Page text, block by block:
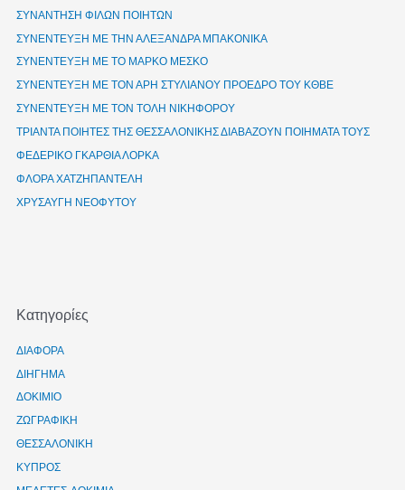
ΣΥΝΑΝΤΗΣΗ ΦΙΛΩΝ ΠΟΙΗΤΩΝ
ΣΥΝΕΝΤΕΥΞΗ ΜΕ ΤΗΝ ΑΛΕΞΑΝΔΡΑ ΜΠΑΚΟΝΙΚΑ
ΣΥΝΕΝΤΕΥΞΗ ΜΕ ΤΟ ΜΑΡΚΟ ΜΕΣΚΟ
ΣΥΝΕΝΤΕΥΞΗ ΜΕ ΤΟΝ ΑΡΗ ΣΤΥΛΙΑΝΟΥ ΠΡΟΕΔΡΟ ΤΟΥ ΚΘΒΕ
ΣΥΝΕΝΤΕΥΞΗ ΜΕ ΤΟΝ ΤΟΛΗ ΝΙΚΗΦΟΡΟΥ
ΤΡΙΑΝΤΑ ΠΟΙΗΤΕΣ ΤΗΣ ΘΕΣΣΑΛΟΝΙΚΗΣ ΔΙΑΒΑΖΟΥΝ ΠΟΙΗΜΑΤΑ ΤΟΥΣ
ΦΕΔΕΡΙΚΟ ΓΚΑΡΘΙΑ ΛΟΡΚΑ
ΦΛΟΡΑ ΧΑΤΖΗΠΑΝΤΕΛΗ
ΧΡΥΣΑΥΓΗ ΝΕΟΦΥΤΟΥ
Kατηγορίες
ΔΙΑΦΟΡΑ
ΔΙΗΓΗΜΑ
ΔΟΚΙΜΙΟ
ΖΩΓΡΑΦΙΚΗ
ΘΕΣΣΑΛΟΝΙΚΗ
ΚΥΠΡΟΣ